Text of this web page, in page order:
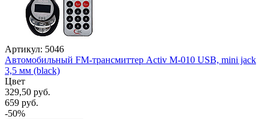
Артикул: 5046
Автомобильный FM-трансмиттер Activ M-010 USB, mini jack
3,5 мм (black)
Цвет
329,50 руб.
659 руб.
-50%